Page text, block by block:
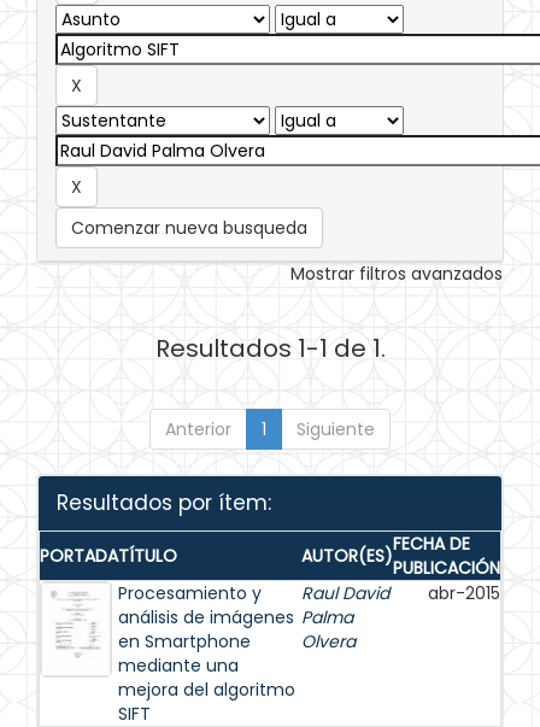
Comenzar nueva busqueda
Mostrar filtros avanzados
Resultados 1-1 de 1.
Anterior 1 Siguiente
Resultados por ítem:
PORTADATÍTULO AUTOR(ES)FECHA DE
PUBLICACIÓN
Procesamiento y
análisis de imágenes
en Smartphone
mediante una
mejora del algoritmo
SIFT
Raul David
Palma
Olvera
abr-2015